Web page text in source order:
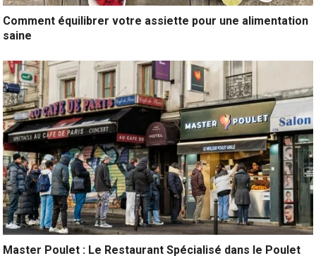
Comment équilibrer votre assiette pour une alimentation
saine
Master Poulet : Le Restaurant Spécialisé dans le Poulet